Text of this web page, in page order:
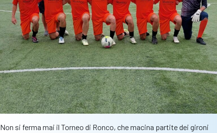
Non si ferma mai il Torneo di Ronco, che macina partite dei gironi